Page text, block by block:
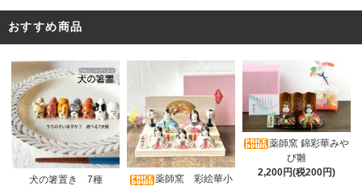
おすすめ商品
犬の箸置き 7種
薬師窯 彩絵華小
薬師窯 錦彩華みや
び雛
2,200円(税200円)